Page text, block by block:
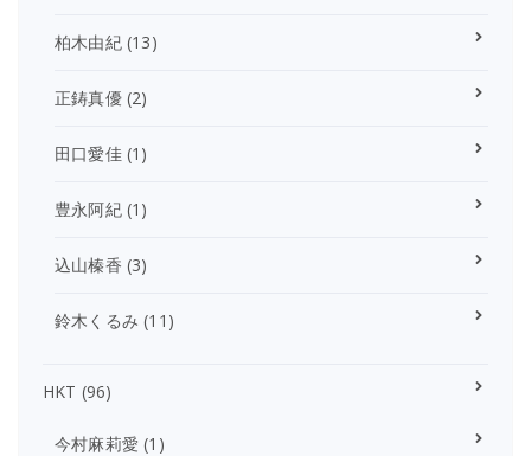
柏木由紀(13)
正鋳真優(2)
田口愛佳(1)
豊永阿紀(1)
込山榛香 (3)
鈴木くるみ (11)
HKT (96)
今村麻莉愛 (1)